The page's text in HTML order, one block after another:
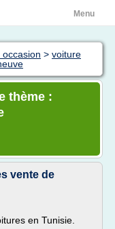
Menu
> voiture
thème :
vente de
en Tunisie.